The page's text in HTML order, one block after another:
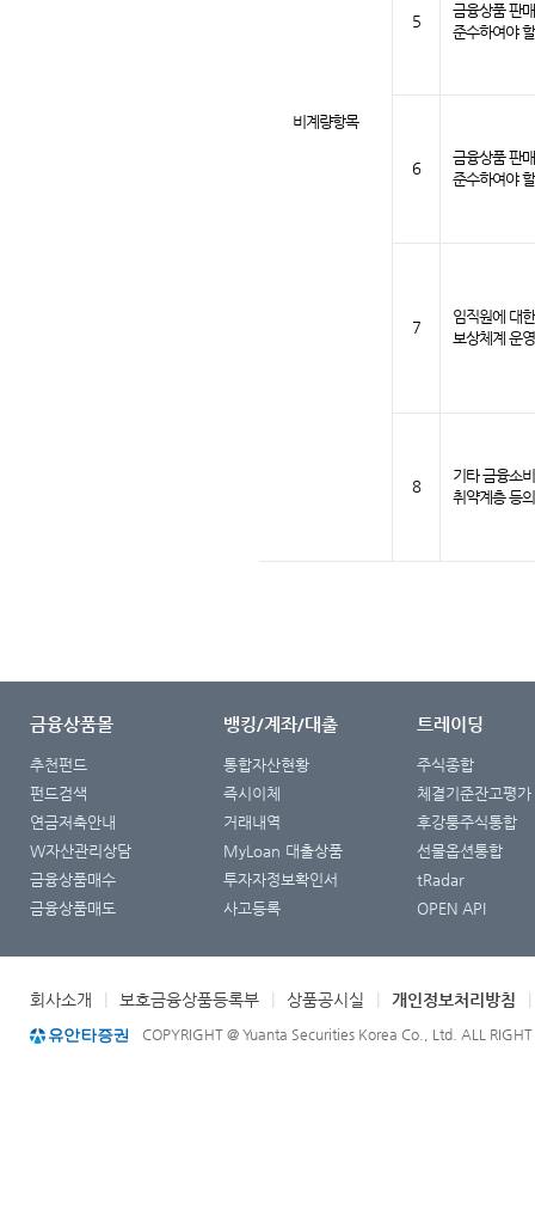
비계량항목
5
금융상품 판
준수하여야
6
금융상품 판
준수하여야
7
임직원에 대
보상체계 운영
8
기타 금융소
취약계층 등
금융상품몰
추천펀드
펀드검색
연금저축안내
W자산관리상담
금융상품매수
금융상품매도
뱅킹/계좌/대출
통합자산현황
즉시이체
거래내역
MyLoan 대출상품
투자자정보확인서
사고등록
트레이딩
주식종합
체결기준잔고평가
후강퉁주식통합
선물옵션통합
tRadar
OPEN API
회사소개 보호금융상품등록부 상품공시실 개인정보처리방침
COPYRIGHT @ Yuanta Securities Korea Co., Ltd. ALL RIGHT